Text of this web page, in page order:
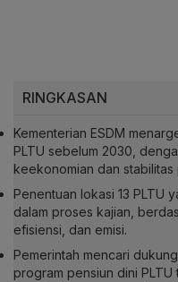
RINGKASAN
Kementerian ESDM
PLTU sebelum 2030,
keekonomian dan stabilitas
Penentuan lokasi 13 PLTU
dalam proses kajian,
efisiensi, dan emisi.
Pemerintah mencari
program pensiun dini